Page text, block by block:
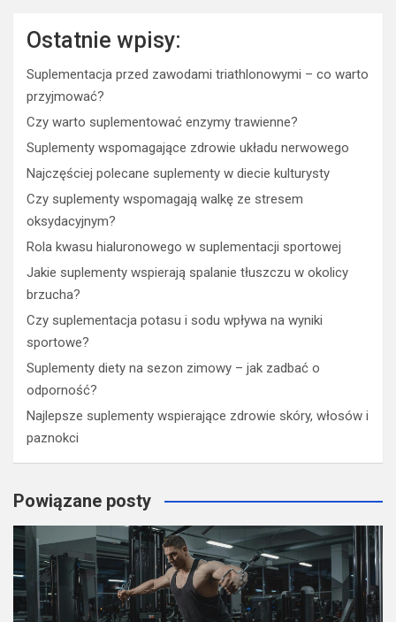
Ostatnie wpisy:
Suplementacja przed zawodami triathlonowymi – co warto
przyjmować?
Czy warto suplementować enzymy trawienne?
Suplementy wspomagające zdrowie układu nerwowego
Najczęściej polecane suplementy w diecie kulturysty
Czy suplementy wspomagają walkę ze stresem
oksydacyjnym?
Rola kwasu hialuronowego w suplementacji sportowej
Jakie suplementy wspierają spalanie tłuszczu w okolicy
brzucha?
Czy suplementacja potasu i sodu wpływa na wyniki
sportowe?
Suplementy diety na sezon zimowy – jak zadbać o
odporność?
Najlepsze suplementy wspierające zdrowie skóry, włosów i
paznokci
Powiązane posty